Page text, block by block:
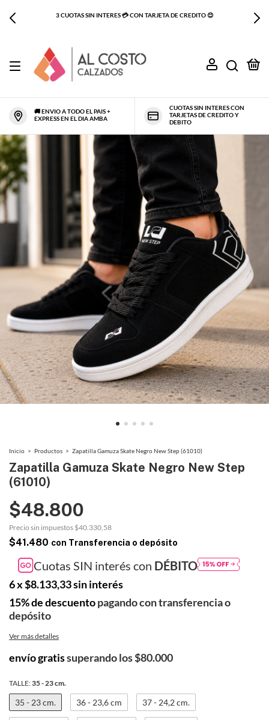
PRIMER CAMBIO GRATIS - SINO TE GUSTO O NO ES TU TALLE TE LO
CAMBIAMOS SIN CARGO
🚚 ENVIO A TODO EL PAIS +
EXPRESS EN EL DIA AMBA
CUOTAS SIN INTERES CON
TARJETAS DE CREDITO Y
DEBITO
Inicio > Productos > Zapatilla Gamuza Skate Negro New Step (61010)
Zapatilla Gamuza Skate Negro New Step
(61010)
$48.800
Precio sin impuestos $40.330,58
$41.480 con Transferencia o depósito
Cuotas SIN interés con DÉBITO
6x$8.133,33sin interés
15% de descuentopagando con transferencia o
depósito
Ver más detalles
envío gratissuperando los$80.000
TALLE:35 - 23 cm.
35 - 23 cm. 36 - 23,6 cm 37 - 24,2 cm.